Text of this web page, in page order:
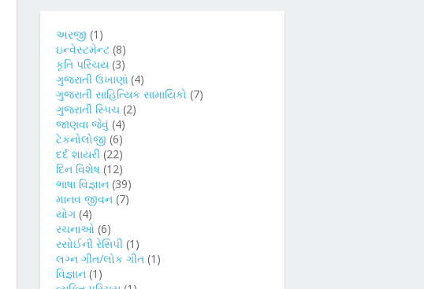
અરજી (1)
ઇન્વેસ્ટમેન્ટ (8)
કૃતિ પરિચય (3)
ગુજરાતી ઉખાણાં (4)
ગુજરાતી સાહિત્યિક સામાયિકો (7)
ગુજરાતી સ્પિચ (2)
જાણવા જેવું (4)
ટેકનોલોજી (6)
દર્દ શાયરી (22)
દિન વિશેષ (12)
ભાષા વિજ્ઞાન (39)
માનવ જીવન (7)
યોગ (4)
રચનાઓ (6)
રસોઈની રેસિપી (1)
લગ્ન ગીત/લોક ગીત (1)
વિજ્ઞાન (1)